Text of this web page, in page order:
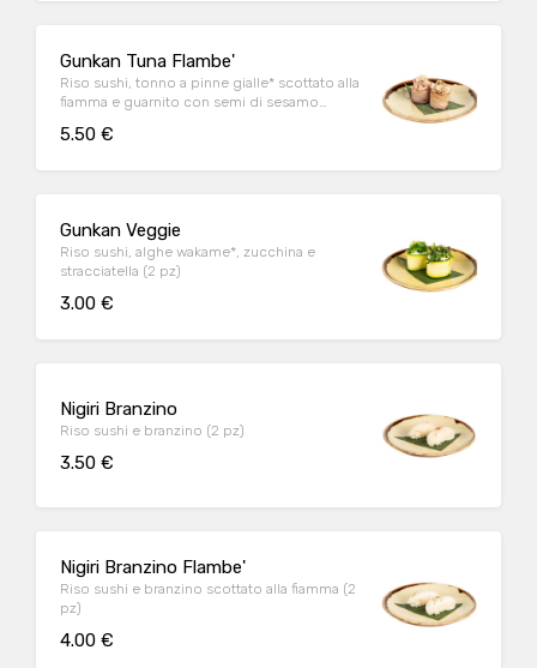
Gunkan Tuna Flambe'
Riso sushi, tonno a pinne gialle* scottato alla
fiamma e guarnito con semi di sesamo
5.50 €
Gunkan Veggie
Riso sushi, alghe wakame*, zucchina e
stracciatella (2 pz)
3.00 €
Nigiri Branzino
Riso sushi e branzino (2 pz)
3.50 €
Nigiri Branzino Flambe'
Riso sushi e branzino scottato alla fiamma (2
pz)
4.00 €